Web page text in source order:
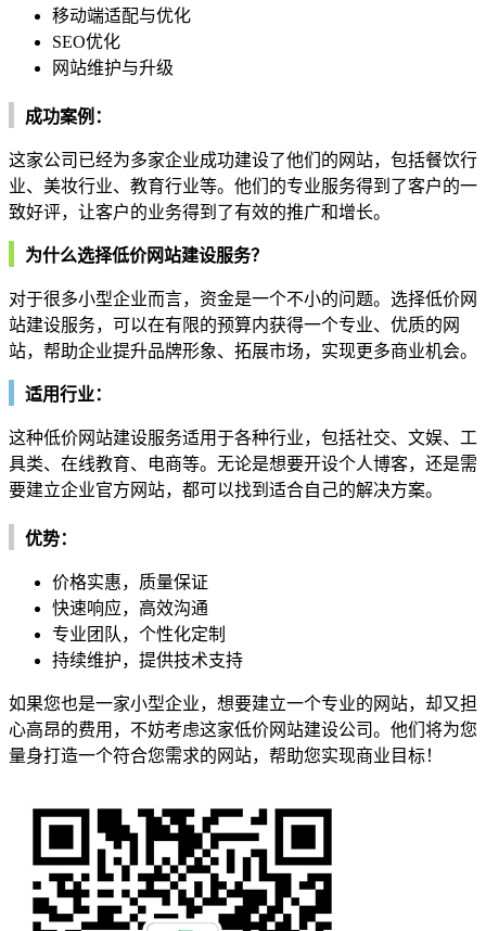
移动端适配与优化
SEO优化
网站维护与升级
成功案例：
这家公司已经为多家企业成功建设了他们的网站，包括餐饮行
业、美妆行业、教育行业等。他们的专业服务得到了客户的一
致好评，让客户的业务得到了有效的推广和增长。
为什么选择低价网站建设服务？
对于很多小型企业而言，资金是一个不小的问题。选择低价网
站建设服务，可以在有限的预算内获得一个专业、优质的网
站，帮助企业提升品牌形象、拓展市场，实现更多商业机会。
适用行业：
这种低价网站建设服务适用于各种行业，包括社交、文娱、工
具类、在线教育、电商等。无论是想要开设个人博客，还是需
要建立企业官方网站，都可以找到适合自己的解决方案。
优势：
价格实惠，质量保证
快速响应，高效沟通
专业团队，个性化定制
持续维护，提供技术支持
如果您也是一家小型企业，想要建立一个专业的网站，却又担
心高昂的费用，不妨考虑这家低价网站建设公司。他们将为您
量身打造一个符合您需求的网站，帮助您实现商业目标！